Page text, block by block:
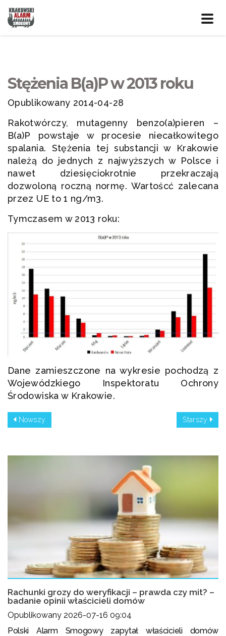
Stężenia B(a)P w 2013 roku
Opublikowany 2014-04-28
Rakotwórczy, mutagenny benzo(a)pieren –
B(a)P powstaje w procesie niecałkowitego
spalania. Stężenia tej substancji w Krakowie
należą do jednych z najwyższych w Polsce i
nawet dziesięciokrotnie przekraczają
dozwoloną roczną normę. Wartoścć zalecana
przez UE to 1 ng/m3.
Tymczasem w 2013 roku:
Dane zamieszczone na wykresie pochodzą z
Wojewódzkiego Inspektoratu Ochrony
Środowiska w Krakowie.
Nowszy Starszy
Rachunki grozy do weryfikacji – prawda czy mit? –
badanie opinii właścicieli domów
Opublikowany 2026-07-16 09:04
Polski Alarm Smogowy zapytał właścicieli domów